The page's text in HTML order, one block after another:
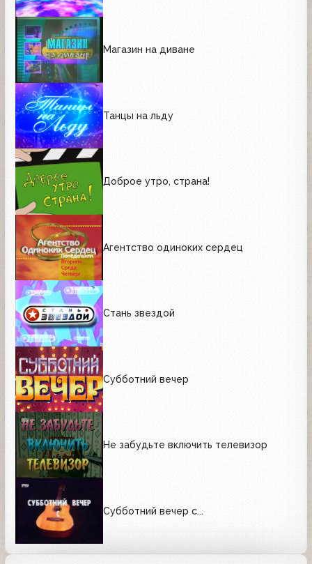
Магазин на диване
Танцы на льду
Доброе утро, страна!
Агентство одиноких сердец
Стань звездой
Субботний вечер
Не забудьте включить телевизор
Субботний вечер с...